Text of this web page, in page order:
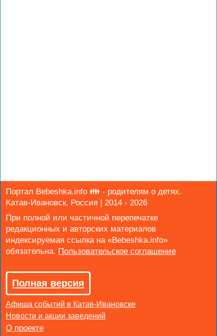
Портал Bebeshka.info 👪 - родителям о детях.
Катав-Ивановск, Россия | 2014 - 2026
При полной или частичной перепечатке
редакционных и авторских материалов
индексируемая ссылка на «Bebeshka.info»
обязательна.
Полная версия
Афиша событий в Катав-Ивановске
Новости и акции заведений